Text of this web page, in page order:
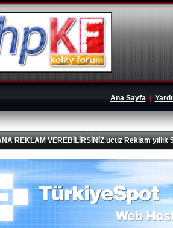
Ana Sayfa|
REKLAM VEREBİLİRSİNİZ.ucuz Reklam yıllık